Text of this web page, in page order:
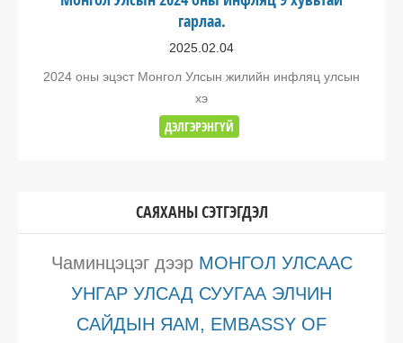
гарлаа.
2025.02.04
2024 оны эцэст Монгол Улсын жилийн инфляц улсын
хэ
ДЭЛГЭРЭНГҮЙ
САЯХАНЫ СЭТГЭГДЭЛ
Чаминцэцэгдээр МОНГОЛ УЛСААС
УНГАР УЛСАД СУУГАА ЭЛЧИН
САЙДЫН ЯАМ, EMBASSY OF